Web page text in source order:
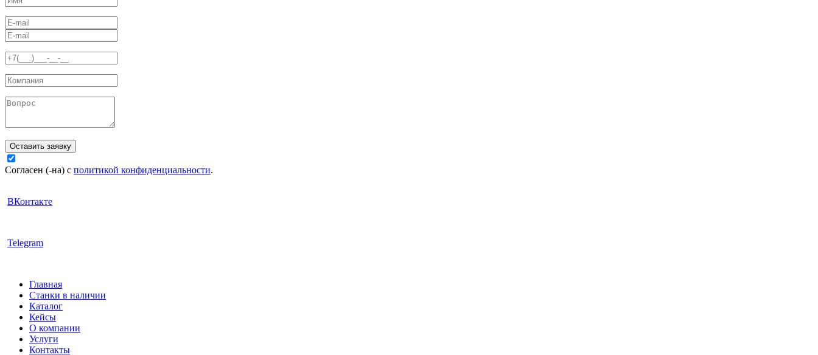
Оставить заявку
Согласен (-на) с политикой конфиденциальности.
ВКонтакте
Telegram
Главная
Станки в наличии
Каталог
Кейсы
О компании
Услуги
Контакты